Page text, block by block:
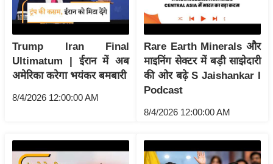
फि
ने
स
मं
श
न
Trump Iran Final
Ultimatum | ईरान में अब
अमेरिका करेगा भयंकर बमबारी
8/4/2026 12:00:00 AM
Rare Earth Minerals और
माइनिंग सेक्टर में बड़ी साझेदारी
की ओर बढ़े S Jaishankar I
Podcast
8/4/2026 12:00:00 AM